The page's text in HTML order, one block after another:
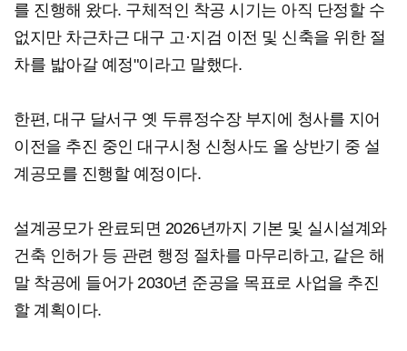
를 진행해 왔다. 구체적인 착공 시기는 아직 단정할 수
없지만 차근차근 대구 고·지검 이전 및 신축을 위한 절
차를 밟아갈 예정"이라고 말했다.
한편, 대구 달서구 옛 두류정수장 부지에 청사를 지어
이전을 추진 중인 대구시청 신청사도 올 상반기 중 설
계공모를 진행할 예정이다.
설계공모가 완료되면 2026년까지 기본 및 실시설계와
건축 인허가 등 관련 행정 절차를 마무리하고, 같은 해
말 착공에 들어가 2030년 준공을 목표로 사업을 추진
할 계획이다.